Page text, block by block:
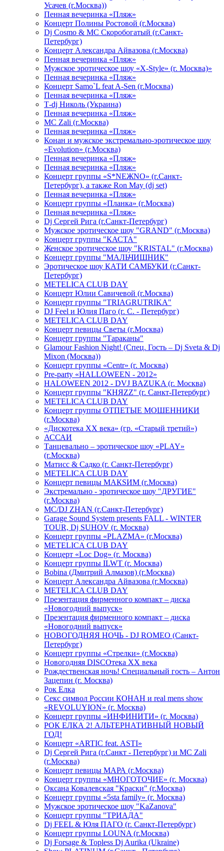
Усачев (г.Москва))
Пенная вечеринка «Пляж»
Концерт Полины Ростовой (г.Москва)
Dj Cosmo & МС Скоробогатый (г.Санкт-
Петербург)
Концерт Александра Айвазова (г.Москва)
Пенная вечеринка «Пляж»
Мужское эротическое шоу «X-Style» (г. Москва)»
Пенная вечеринка «Пляж»
Концерт Samo`L feat A-Sen (г.Москва)
Пенная вечеринка «Пляж»
Т-dj Николь (Украина)
Пенная вечеринка «Пляж»
МС Zali (г.Москва)
Пенная вечеринка «Пляж»
Конан и мужское экстремально-эротическое шоу
«Evolution» (г.Москва)
Пенная вечеринка «Пляж»
Пенная вечеринка «Пляж»
Концерт группы «S*NEЖNO» (г.Санкт-
Петербург), а также Ron May (dj set)
Пенная вечеринка «Пляж»
Концерт группы «Планка» (г.Москва)
Пенная вечеринка «Пляж»
Dj Сергей Рига (г.Санкт-Петербург)
Мужское эротическое шоу "GRAND" (г.Москва)
Концерт группы "КАСТА"
Женское эротическое шоу "KRISTAL" (г.Москва)
Концерт группы "МАЛЬЧИШНИК"
Эротическое шоу КАТИ САМБУКИ (г.Санкт-
Петербург)
METELICA CLUB DAY
Концерт Юлии Савичевой (г.Москва)
Концерт группы "TRIAGRUTRIKA"
DJ Feel и Юлия Паго (г. С. - Петербург)
METELICA CLUB DAY
Концерт певицы Светы (г.Москва)
Концерт группы "Тараканы"
Glamour Fashion Night! (Спец. Гость – Dj Sveta & Dj
Mixon (Москва))
Концерт группы «Centr» (г. Москва)
Pre-party «HALLOWEEN - 2012»
HALOWEEN 2012 - DVJ BAZUKA (г. Москва)
Концерт группы "КНЯZZ" (г. Санкт-Петербург)
METELICA CLUB DAY
Концерт группы ОТПЕТЫЕ МОШЕННИКИ
(г.Москва)
«Дискотека ХХ века» (гр. «Старый третий»)
АССАИ
Танцевально – эротическое шоу «PLAY»
(г.Москва)
Матисс & Садко (г. Санкт-Петербург)
METELICA CLUB DAY
Концерт певицы МАКSИМ (г.Москва)
Экстремально - эротическое шоу "ДРУГИЕ"
(г.Москва)
МС/DJ ZHAN (г.Санкт-Петербург)
Garage Sound System presents FALL - WINTER
TOUR, Dj SUHOV (г. Москва)
Концерт группы «PLAZMA» (г.Москва)
METELICA CLUB DAY
Концерт «Loc Dog» (г. Москва)
Концерт группы ILWT (г. Москва)
Bobina (Дмитрий Алмазов) (г.Москва)
Концерт Александра Айвазова (г.Москва)
METELICA CLUB DAY
Презентация фирменного компакт – диска
«Новогодний выпуск»
Презентация фирменного компакт – диска
«Новогодний выпуск»
НОВОГОДНЯЯ НОЧЬ - DJ ROMEO (Санкт-
Петербург)
Концерт группы «Стрелки» (г.Москва)
Новогодняя DISCOтека ХХ века
Рождественская ночь! Специальный гость – Антон
Зацепин (г. Москва)
Рок Елка
Секс символ России КОНАН и real mens show
«REVOLUYION» (г. Москва)
Концерт группы «ИНФИНИТИ» (г. Москва)
РОК ЕЛКА 2! АЛЬТЕРНАТИВНЫЙ НОВЫЙ
ГОД!
Концерт «ARTIC feat. ASTI»
Dj Сергей Рига (г.Санкт - Петербург) и MC Zali
(г.Москва)
Концерт певицы МАРА (г.Москва)
Концерт группы «МНОГОТОЧИЕ» (г. Москва)
Оксана Ковалевская "Краски" (г.Москва)
Концерт группы «5sta family» (г. Москва)
Мужское эротическое шоу "KaZanova"
Концерт группы "ТРИАДА"
Dj FEEL & Юля ПАГО (г. Санкт-Петербург)
Концерт группы LOUNA (г.Москва)
Dj Forsage & Topless Dj Aurika (Ukraine)